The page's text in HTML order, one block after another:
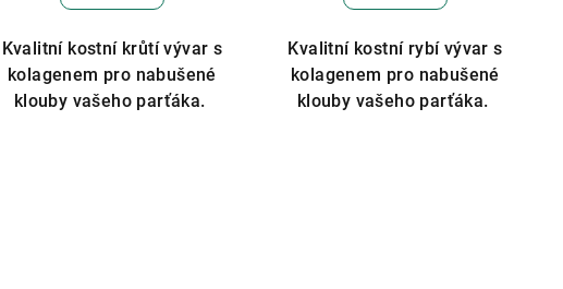
Kvalitní kostní krůtí vývar s
kolagenem pro nabušené
klouby vašeho parťáka.
je
5,0
z
5
Kvalitní kostní rybí vývar s
kolagenem pro nabušené
klouby vašeho parťáka.